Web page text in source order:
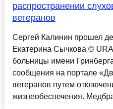
распространении
ветеранов
Сергей Калинин прошел
Екатерина Сычкова ©
больницы имени
сообщения на портале
ветеранов путем
жизнеобеспечения.